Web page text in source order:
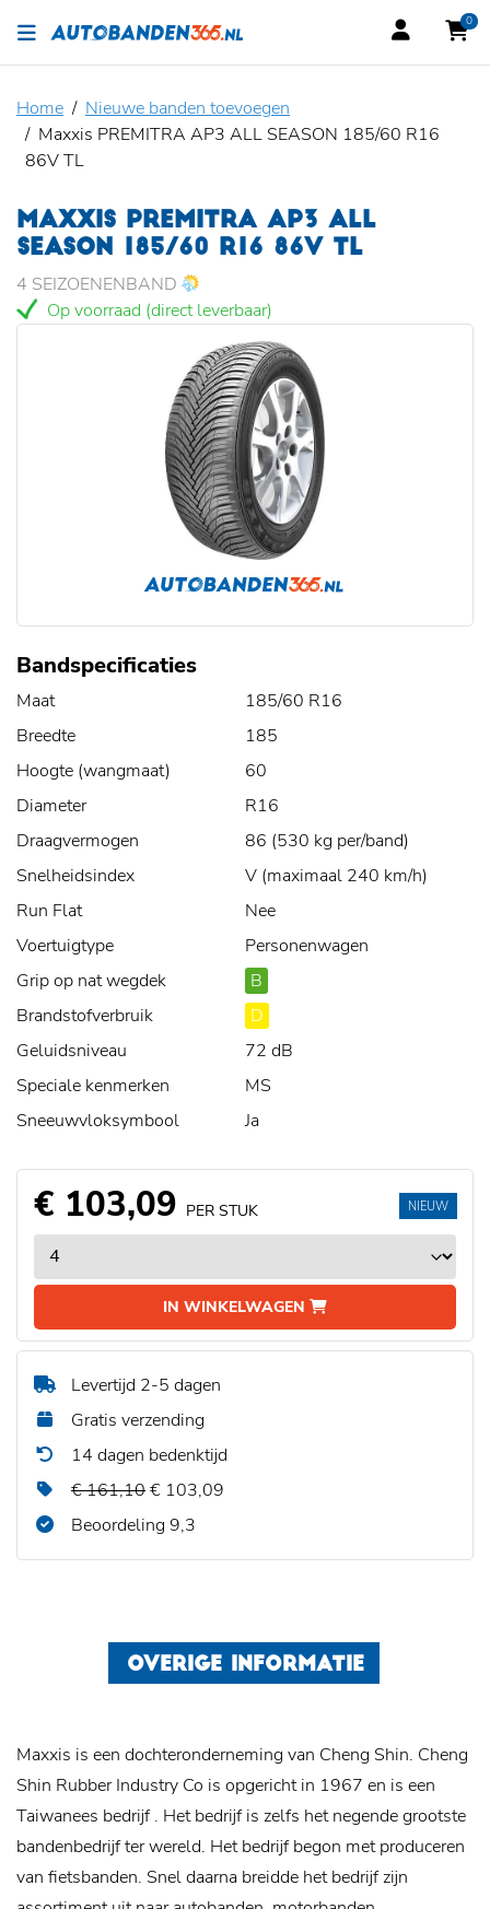
0
Home
Nieuwe banden toevoegen
Maxxis PREMITRA AP3 ALL SEASON 185/60 R16
86V TL
MAXXIS PREMITRA AP3 ALL
SEASON 185/60 R16 86V TL
4 SEIZOENENBAND
Op voorraad (direct leverbaar)
Bandspecificaties
Maat
185/60 R16
Breedte
185
Hoogte (wangmaat)
60
Diameter
R16
Draagvermogen
86 (530 kg per/band)
Snelheidsindex
V (maximaal 240 km/h)
Run Flat
Nee
Voertuigtype
Personenwagen
Grip op nat wegdek
B
Brandstofverbruik
D
Geluidsniveau
72 dB
Speciale kenmerken
MS
Sneeuwvloksymbool
Ja
€ 103,09 PER STUK
IN WINKELWAGEN
NIEUW
Levertijd 2-5 dagen
Gratis verzending
14 dagen bedenktijd
€ 161,10€ 103,09
Beoordeling 9,3
OVERIGE INFORMATIE
Maxxis is een dochteronderneming van Cheng Shin. Cheng
Shin Rubber Industry Co is opgericht in 1967 en is een
Taiwanees bedrijf . Het bedrijf is zelfs het negende grootste
bandenbedrijf ter wereld. Het bedrijf begon met produceren
van fietsbanden. Snel daarna breidde het bedrijf zijn